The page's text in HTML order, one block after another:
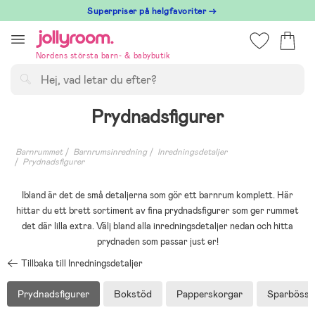
till
innehållet
Superpriser på helgfavoriter →
Nordens största barn- & babybutik
Prydnadsfigurer
Barnrummet Barnrumsinredning
Inredningsdetaljer
Prydnadsfigurer
Ibland är det de små detaljerna som gör ett barnrum komplett. Här
hittar du ett brett sortiment av fina prydnadsfigurer som ger rummet
det där lilla extra. Välj bland alla inredningsdetaljer nedan och hitta
prydnaden som passar just er!
Tillbaka till Inredningsdetaljer
Prydnadsfigurer Bokstöd Papperskorgar